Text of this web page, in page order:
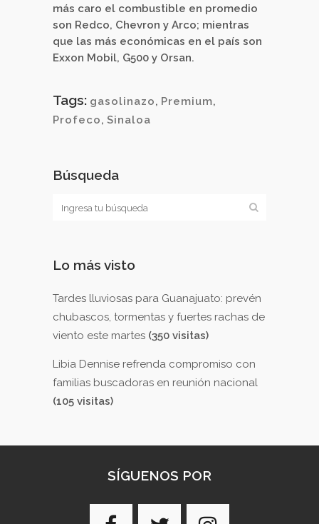
más caro el combustible en promedio
son Redco, Chevron y Arco; mientras
que las más económicas en el país son
Exxon Mobil, G500 y Orsan.
Tags: gasolinazo, Premium,
Profeco, Sinaloa
Búsqueda
Lo más visto
Tardes lluviosas para Guanajuato: prevén
chubascos, tormentas y fuertes rachas de
viento este martes (350 visitas)
Libia Dennise refrenda compromiso con
familias buscadoras en reunión nacional
(105 visitas)
SÍGUENOS POR